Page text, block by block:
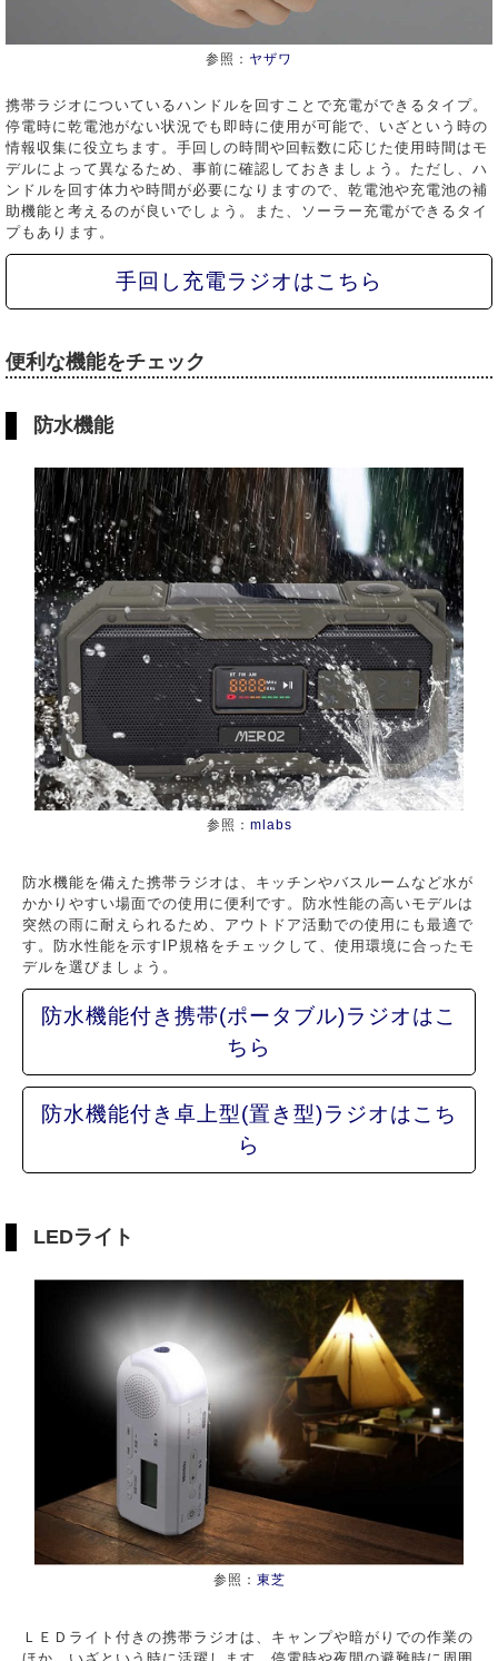
参照： ヤザワ
携帯ラジオについているハンドルを回すことで充電ができるタイプ。
停電時に乾電池がない状況でも即時に使用が可能で、いざという時の
情報収集に役立ちます。手回しの時間や回転数に応じた使用時間はモ
デルによって異なるため、事前に確認しておきましょう。ただし、ハ
ンドルを回す体力や時間が必要になりますので、乾電池や充電池の補
助機能と考えるのが良いでしょう。また、ソーラー充電ができるタイ
プもあります。
手回し充電ラジオはこちら
便利な機能をチェック
防水機能
参照： mlabs
防水機能を備えた携帯ラジオは、キッチンやバスルームなど水が
かかりやすい場面での使用に便利です。防水性能の高いモデルは
突然の雨に耐えられるため、アウトドア活動での使用にも最適で
す。防水性能を示すIP規格をチェックして、使用環境に合ったモ
デルを選びましょう。
防水機能付き携帯(ポータブル)ラジオはこ
ちら
防水機能付き卓上型(置き型)ラジオはこち
ら
LEDライト
参照： 東芝
ＬＥＤライト付きの携帯ラジオは、キャンプや暗がりでの作業の